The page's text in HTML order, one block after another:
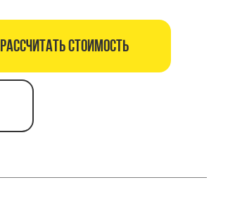
Рассчитать стоимость